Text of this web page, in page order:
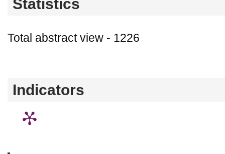
Statistics
Total abstract view - 1226
Indicators